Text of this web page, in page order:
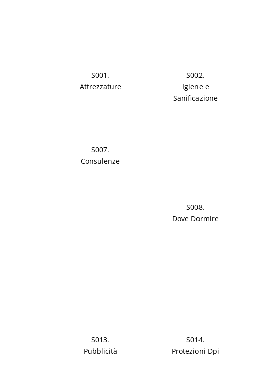
S001.
Attrezzature
S002.
Igiene e
Sanificazione
S007.
Consulenze
S008.
Dove Dormire
S013.
Pubblicità
S014.
Protezioni Dpi